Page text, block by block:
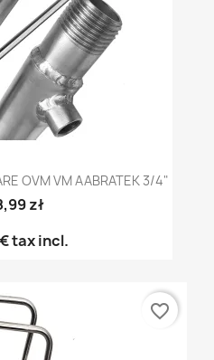
OVM VM AABRATEK 3/4"
zł
tax incl.
favorite_border